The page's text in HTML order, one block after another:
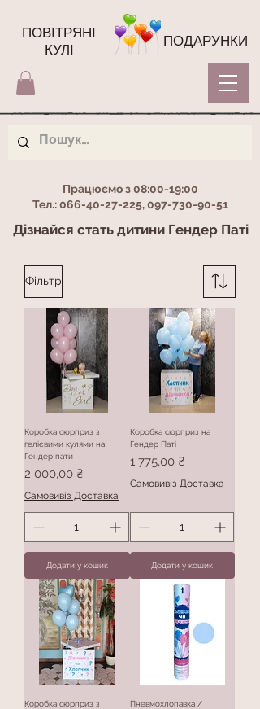
ПОВІТРЯНІ
КУЛІ
ПОДАРУНКИ
Працюємо з 08:00-19:00
Тел.:066-40-27-225,097-730-90-51
Дізнайся стать дитини Гендер Паті
Фільтр
Коробка сюрприз з
гелієвими кулями на
Гендер пати
Ціна
2 000,00 ₴
Самовивіз Доставка
Додати у кошик
Коробка сюрприз на
Гендер Паті
Ціна
1 775,00 ₴
Самовивіз Доставка
Додати у кошик
Коробка сюрприз з
Пневмохлопавка /